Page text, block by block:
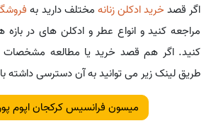
اگر قصدخرید ادکلن زنانه مختلف دارید به
مراجعه کنید و انواع عطر و ادکلن های در
کنید. اگر هم قصد خرید یا مطالعه مشخصات
طریق لینک زیر می توانید به آن دسترسی داشته
میسون فرانسیس کرکجان اپوم